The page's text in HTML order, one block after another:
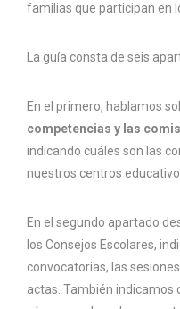
familias que participan en
La guía consta de seis
En el primero, hablamos
competencias y las
indicando cuáles son las
nuestros centros
En el segundo apartado
los Consejos Escolares,
convocatorias, las
actas. También